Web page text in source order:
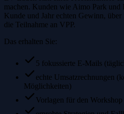
machen. Kunden wie Aimo Park und
Kunde und Jahr echten Gewinn,
die Teilnahme an VPP.
Das erhalten Sie:
5 fokussierte E-Mails
echte Umsatzrechnungen
Möglichkeiten)
Vorlagen für den Workshop